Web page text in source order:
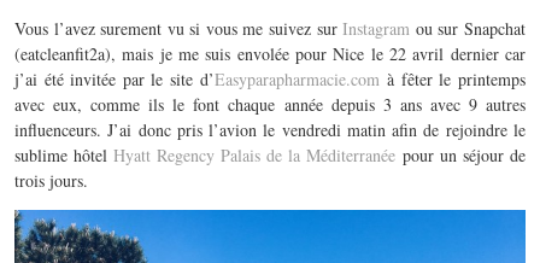
Vous l’avez surement vu si vous me suivez surInstagram ou sur Snapchat
(eatcleanfit2a), mais je me suis envolée pour Nice le 22 avril dernier car
j’ai été invitée par le site d’Easyparapharmacie.comà fêter le printemps
avec eux, comme ils le font chaque année depuis 3 ans avec 9 autres
influenceurs. J’ai donc pris l’avion le vendredi matin afin de rejoindre le
sublime hôtel Hyatt Regency Palais de la Méditerranée pour un séjour de
trois jours.